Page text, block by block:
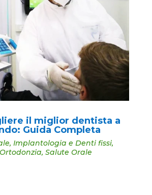
il miglior dentista a
Guida Completa
, Implantologia e Denti fissi,
Ortodonzia, Salute Orale